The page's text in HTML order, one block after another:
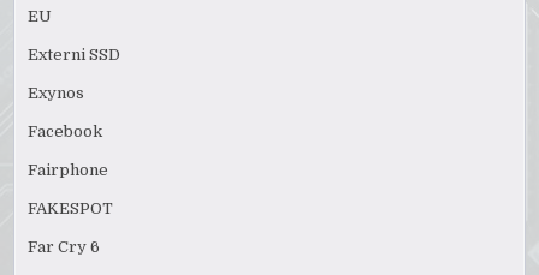
EU
Externi SSD
Exynos
Facebook
Fairphone
FAKESPOT
Far Cry 6